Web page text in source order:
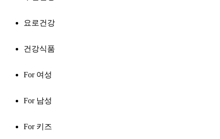
요로건강
건강식품
For 여성
For 남성
For 키즈